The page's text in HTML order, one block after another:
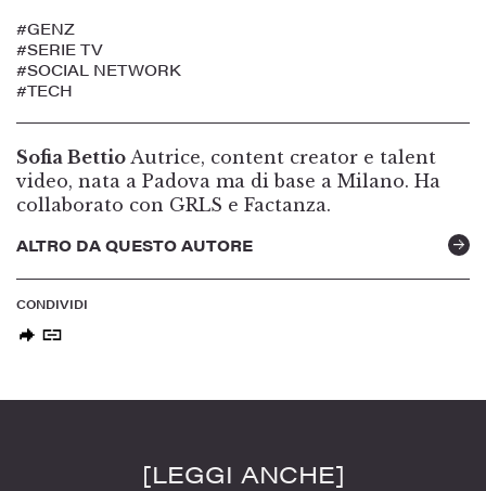
#GENZ
#SERIE TV
#SOCIAL NETWORK
#TECH
Sofia Bettio Autrice, content creator e talent
video, nata a Padova ma di base a Milano. Ha
collaborato con GRLS e Factanza.
ALTRO DA QUESTO AUTORE
CONDIVIDI
[LEGGI ANCHE]